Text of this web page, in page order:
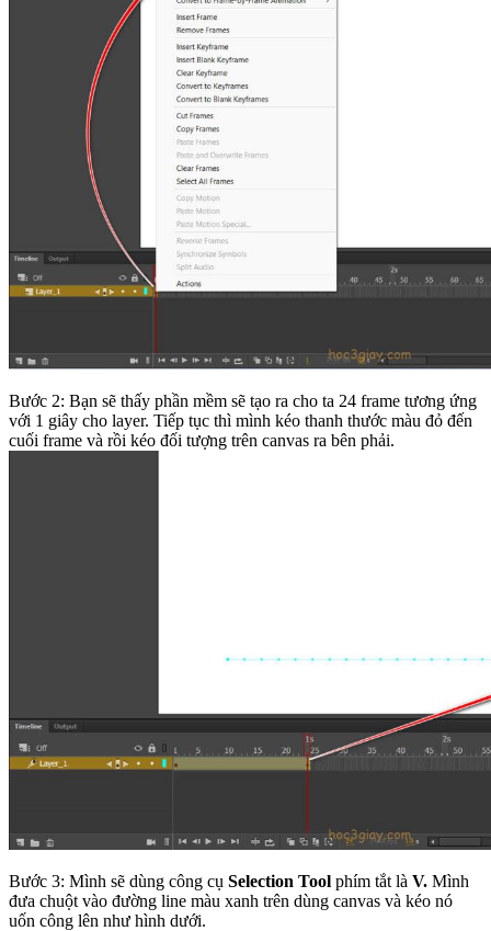
Bước 2: Bạn sẽ thấy phần mềm sẽ tạo ra cho ta 24 frame tương ứng
với 1 giây cho layer. Tiếp tục thì mình kéo thanh thước màu đỏ đến
cuối frame và rồi kéo đối tượng trên canvas ra bên phải.
Bước 3: Mình sẽ dùng công cụ Selection Tool phím tắt là V. Mình
đưa chuột vào đường line màu xanh trên dùng canvas và kéo nó
uốn công lên như hình dưới.